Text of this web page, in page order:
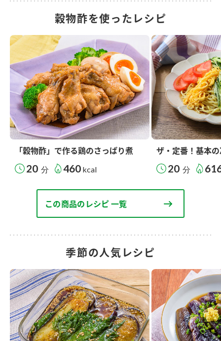
穀物酢を使ったレシピ
「穀物酢」で作る鶏のさっぱり煮
20 分 460 kcal
ザ・定番！基本
20 分
この商品のレシピ 一覧
季節の人気レシピ